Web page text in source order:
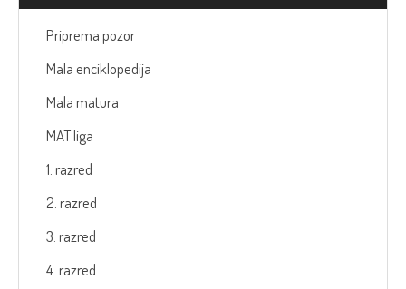
Priprema pozor
Mala enciklopedija
Mala matura
MAT liga
1. razred
2. razred
3. razred
4. razred